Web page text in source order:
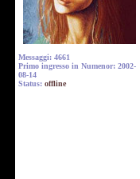
Messaggi: 4661
Primo ingresso in Numenor: 2002-
08-14
Status: offline